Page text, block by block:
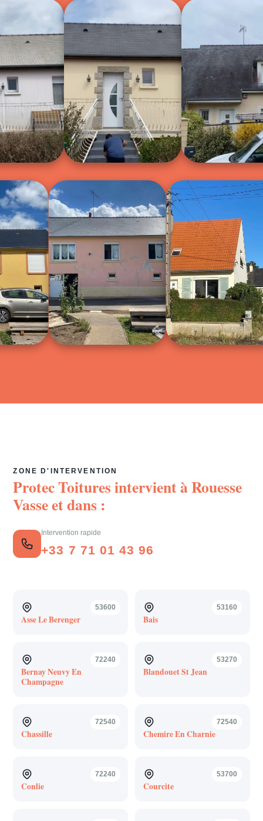
ZONE D'INTERVENTION
Protec Toitures intervient àRouesse
Vasseet dans :
Intervention rapide
+33 7 71 01 43 96
53600
Asse Le Berenger
53160
Bais
72240
Bernay Neuvy En
Champagne
53270
Blandouet St Jean
72540
Chassille
72540
Chemire En Charnie
72240
Conlie
53700
Courcite